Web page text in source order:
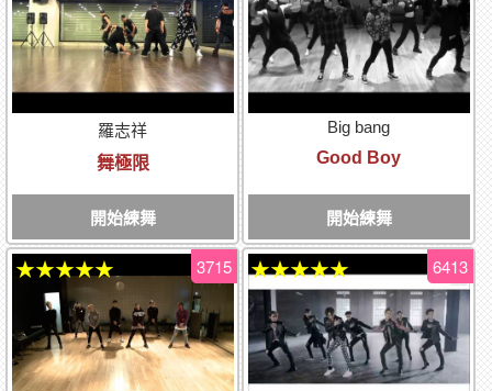
羅志祥
舞極限
開始練舞
Big bang
Good Boy
開始練舞
3715
★★★★★ 6413
★★★★★